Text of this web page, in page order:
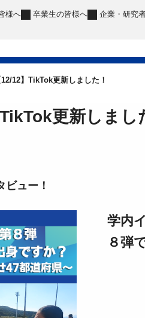
様へ 卒業生の皆様へ 企業・研究
12/12】TikTok更新しました！
更新しまし
ュー！
学内
８弾